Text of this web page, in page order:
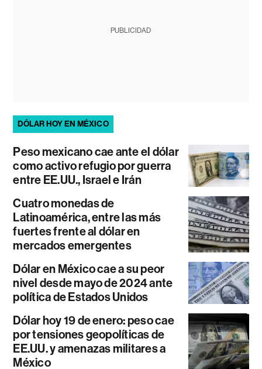
PUBLICIDAD
DÓLAR HOY EN MÉXICO
Peso mexicano cae ante el dólar
como activo refugio por guerra
entre EE.UU., Israel e Irán
Cuatro monedas de
Latinoamérica, entre las más
fuertes frente al dólar en
mercados emergentes
Dólar en México cae a su peor
nivel desde mayo de 2024 ante
política de Estados Unidos
Dólar hoy 19 de enero: peso cae
por tensiones geopolíticas de
EE.UU. y amenazas militares a
México